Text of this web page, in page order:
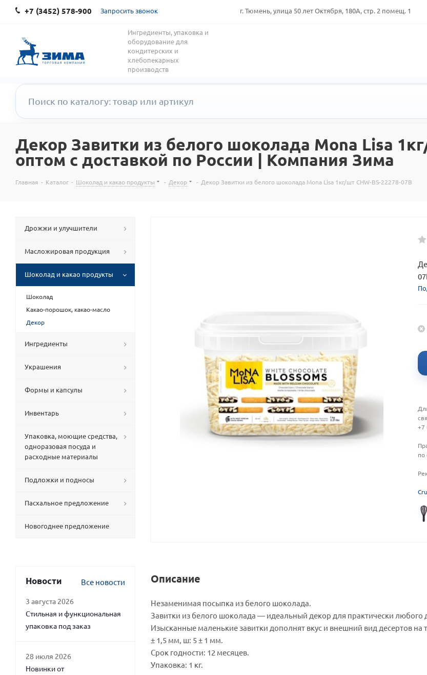
+7 (3452) 578-900 Запросить звонок г. Тюмень, улица 50 лет Октября, 180А, стр. 2 помещ. 1
Ингредиенты, упаковка и
оборудование для
кондитерских и
хлебопекарных
производств
Декор Завитки из белого шоколада Mona Lisa
оптом с доставкой по России | Компания Зима
Главная - Каталог - Шоколад и какао продукты - Декор - Декор Завитки из белого шоколада Mona Lisa 1кг/шт CHW-BS-22278-07B
+7
по
C
Описание
Незаменимая посыпка из белого шоколада.
Завитки из белого шоколада — идеальный декор для практически любого
Изысканные маленькие завитки дополнят вкус и внешний вид десертов
± 1,5 мм, ш: 5 ± 1 мм.
Срок годности: 12 месяцев.
Упаковка: 1 кг.
Дрожжи и улучшители
Масложировая продукция
Шоколад и какао продукты
Шоколад
Какао-порошок, какао-масло
Декор
Ингредиенты
Украшения
Формы и капсулы
Инвентарь
Упаковка, моющие средства,
одноразовая посуда и
расходные материалы
Подложки и подносы
Пасхальное предложение
Новогоднее предложение
Новости Все новости
3 августа 2026
Стильная и функциональная
упаковка под заказ
28 июля 2026
Новинки от